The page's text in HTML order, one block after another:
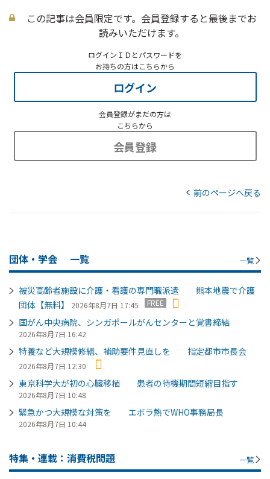
この記事は会員限定です。会員登録すると最後までお
読みいただけます。
ログインＩＤとパスワードを
お持ちの方はこちらから
ログイン
会員登録がまだの方は
こちらから
会員登録
前のページへ戻る
団体・学会 一覧 一覧
被災高齢者施設に介護・看護の専門職派遣 熊本地震で介護
団体【無料】
2026年8月7日 17:45 FREE
国がん中央病院、シンガポールがんセンターと覚書締結
2026年8月7日 16:42
特養など大規模修繕、補助要件見直しを 指定都市市長会
2026年8月7日 12:30
東京科学大が初の心臓移植 患者の待機期間短縮目指す
2026年8月7日 10:48
緊急かつ大規模な対策を エボラ熱でWHO事務局長
2026年8月7日 10:44
特集・連載：消費税問題 一覧